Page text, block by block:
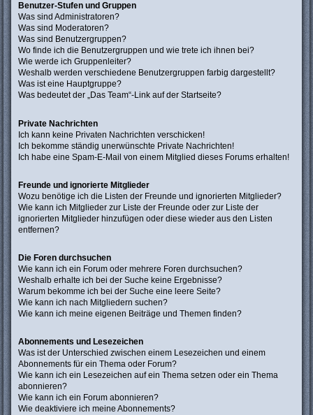
Benutzer-Stufen und Gruppen
Was sind Administratoren?
Was sind Moderatoren?
Was sind Benutzergruppen?
Wo finde ich die Benutzergruppen und wie trete ich ihnen bei?
Wie werde ich Gruppenleiter?
Weshalb werden verschiedene Benutzergruppen farbig dargestellt?
Was ist eine Hauptgruppe?
Was bedeutet der „Das Team“-Link auf der Startseite?
Private Nachrichten
Ich kann keine Privaten Nachrichten verschicken!
Ich bekomme ständig unerwünschte Private Nachrichten!
Ich habe eine Spam-E-Mail von einem Mitglied dieses Forums erhalten!
Freunde und ignorierte Mitglieder
Wozu benötige ich die Listen der Freunde und ignorierten Mitglieder?
Wie kann ich Mitglieder zur Liste der Freunde oder zur Liste der
ignorierten Mitglieder hinzufügen oder diese wieder aus den Listen
entfernen?
Die Foren durchsuchen
Wie kann ich ein Forum oder mehrere Foren durchsuchen?
Weshalb erhalte ich bei der Suche keine Ergebnisse?
Warum bekomme ich bei der Suche eine leere Seite?
Wie kann ich nach Mitgliedern suchen?
Wie kann ich meine eigenen Beiträge und Themen finden?
Abonnements und Lesezeichen
Was ist der Unterschied zwischen einem Lesezeichen und einem
Abonnements für ein Thema oder Forum?
Wie kann ich ein Lesezeichen auf ein Thema setzen oder ein Thema
abonnieren?
Wie kann ich ein Forum abonnieren?
Wie deaktiviere ich meine Abonnements?